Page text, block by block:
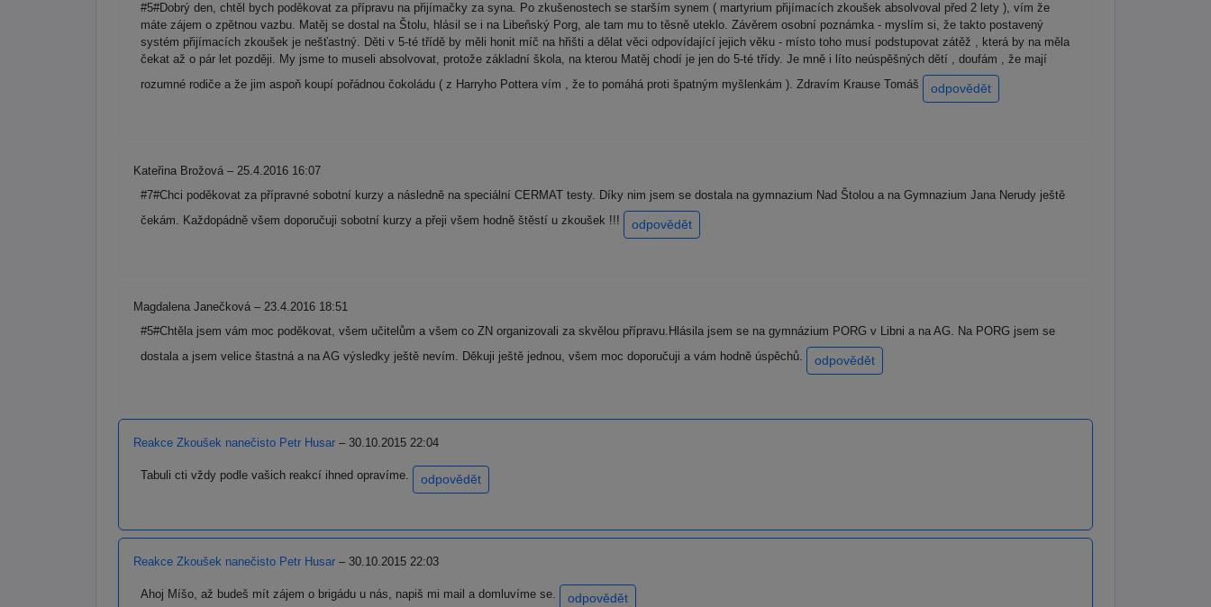
#5#Dobrý den, chtěl bych poděkovat za přípravu na přijímačky za syna. Po zkušenostech se starším synem ( martyrium přijímacích zkoušek absolvoval před 2 lety ), vím že
máte zájem o zpětnou vazbu. Matěj se dostal na Štolu, hlásil se i na Libeňský Porg, ale tam mu to těsně uteklo. Závěrem osobní poznámka - myslím si, že takto postavený
systém přijímacích zkoušek je nešťastný. Děti v 5-té třídě by měli honit míč na hřišti a dělat věci odpovídající jejich věku - místo toho musí podstupovat zátěž , která by na měla
čekat až o pár let později. My jsme to museli absolvovat, protože základní škola, na kterou Matěj chodí je jen do 5-té třídy. Je mně i líto neúspěšných dětí , doufám , že mají
rozumné rodiče a že jim aspoň koupí pořádnou čokoládu ( z Harryho Pottera vím , že to pomáhá proti špatným myšlenkám ). Zdravím Krause Tomáš
odpovědět
Kateřina Brožová – 25.4.2016 16:07
#7#Chci poděkovat za přípravné sobotní kurzy a následně na speciální CERMAT testy. Díky nim jsem se dostala na gymnazium Nad Štolou a na Gymnazium Jana Nerudy ještě
čekám. Každopádně všem doporučuji sobotní kurzy a přeji všem hodně štěstí u zkoušek !!!
odpovědět
Magdalena Janečková – 23.4.2016 18:51
#5#Chtěla jsem vám moc poděkovat, všem učitelům a všem co ZN organizovali za skvělou přípravu.Hlásila jsem se na gymnázium PORG v Libni a na AG. Na PORG jsem se
dostala a jsem velice štastná a na AG výsledky ještě nevím. Děkuji ještě jednou, všem moc doporučuji a vám hodně úspěchů.
odpovědět
Reakce Zkoušek nanečisto Petr Husar – 30.10.2015 22:04
Tabuli cti vždy podle vašich reakcí ihned opravíme. odpovědět
Reakce Zkoušek nanečisto Petr Husar – 30.10.2015 22:03
Ahoj Míšo, až budeš mít zájem o brigádu u nás, napiš mi mail a domluvíme se. odpovědět